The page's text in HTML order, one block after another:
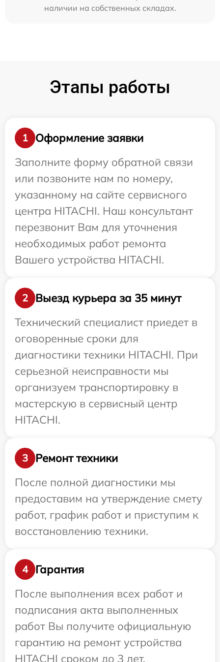
наличии на собственных складах.
Этапы работы
1
Оформление заявки
Заполните форму обратной связи
или позвоните нам по номеру,
указанному на сайте сервисного
центра HITACHI. Наш консультант
перезвонит Вам для уточнения
необходимых работ ремонта
Вашего устройства HITACHI.
2
Выезд курьера за 35 минут
Технический специалист приедет в
оговоренные сроки для
диагностики техники HITACHI. При
серьезной неисправности мы
организуем транспортировку в
мастерскую в сервисный центр
HITACHI.
3
Ремонт техники
После полной диагностики мы
предоставим на утверждение смету
работ, график работ и приступим к
восстановлению техники.
4
Гарантия
После выполнения всех работ и
подписания акта выполненных
работ Вы получите официальную
гарантию на ремонт устройства
HITACHI сроком до 3 лет.